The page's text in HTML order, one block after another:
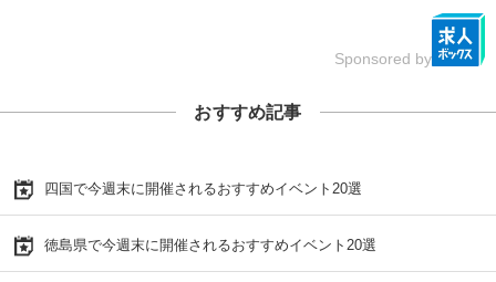
Sponsored by
おすすめ記事
四国で今週末に開催されるおすすめイベント20選
徳島県で今週末に開催されるおすすめイベント20選